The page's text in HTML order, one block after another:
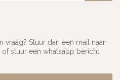
vraag? Stuur dan een mail naar
of stuur een whatsapp bericht